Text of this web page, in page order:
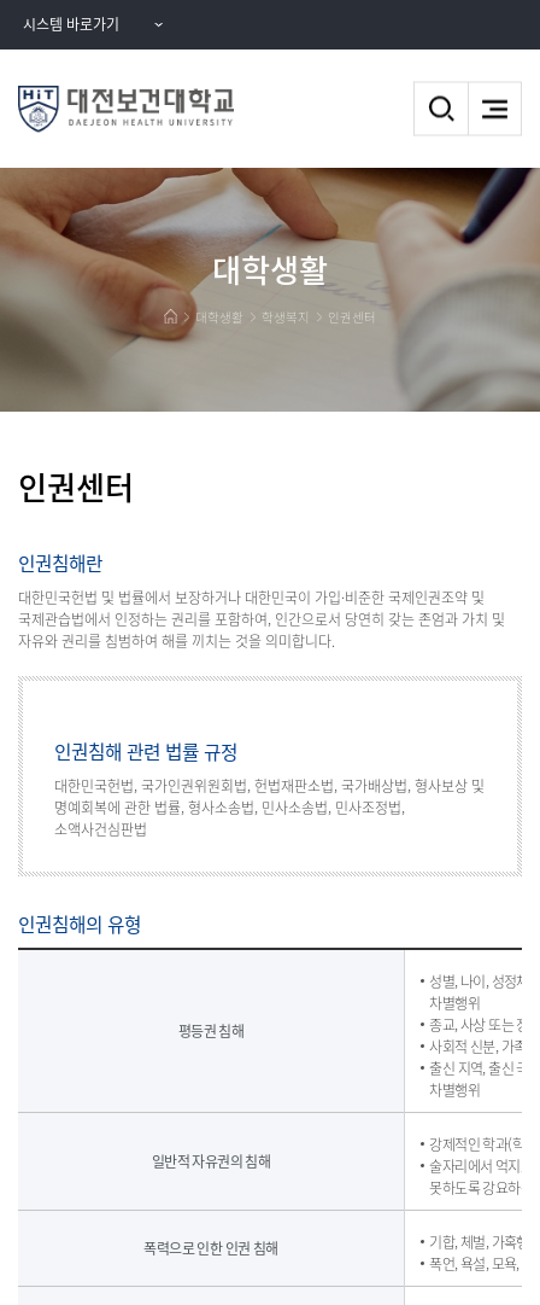
시스템 바로가기
대학생활
대학생활 학생복지 인권센터
인권센터
인권침해란
대한민국헌법 및 법률에서 보장하거나 대한민국이 가입·비준한 국제인권조약 및
국제관습법에서 인정하는 권리를 포함하여, 인간으로서 당연히 갖는 존엄과 가치 및
자유와 권리를 침범하여 해를 끼치는 것을 의미합니다.
인권침해 관련 법률 규정
대한민국헌법, 국가인권위원회법, 헌법재판소법, 국가배상법, 형사보상 및
명예회복에 관한 법률, 형사소송법, 민사소송법, 민사조정법,
소액사건심판법
인권침해의 유형
표
평등권 침해
성별, 나이, 성정체
차별행위
종교, 사상 또는 정
사회적 신분, 가족
출신 지역, 출신 국
차별행위
일반적 자유권의 침해
강제적인 학과(학
술자리에서 억지로
못하도록 강요하는
폭력으로 인한 인권 침해
기합, 체벌, 가혹행
폭언, 욕설, 모욕,